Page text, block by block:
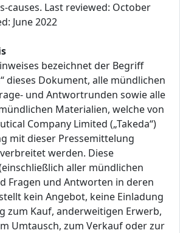
causes. Last reviewed: October
June 2022
bezeichnet der Begriff
dieses Dokument, alle mündlichen
und Antwortrunden sowie alle
Materialien, welche von
Company Limited („Takeda“)
mit dieser Pressemittelung
werden. Diese
aller mündlichen
Fragen und Antworten in deren
kein Angebot, keine Einladung
zum Kauf, anderweitigen Erwerb,
Umtausch, zum Verkauf oder zur